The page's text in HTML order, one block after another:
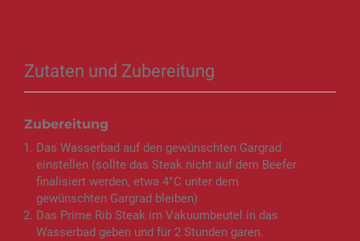
Zutaten und Zubereitung
Zubereitung
Das Wasserbad auf den gewünschten Gargrad
einstellen (sollte das Steak nicht auf dem Beefer
finalisiert werden, etwa 4°C unter dem
gewünschten Gargrad bleiben)
Das Prime Rib Steak im Vakuumbeutel in das
Wasserbad geben und für 2 Stunden garen.